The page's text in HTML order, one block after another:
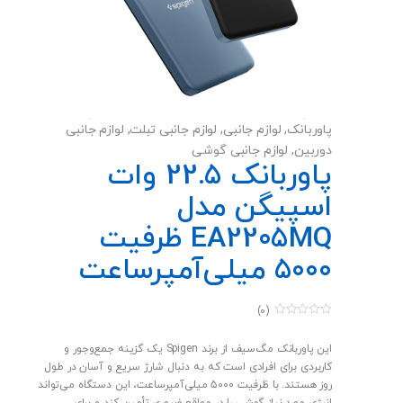
های مختلفی طراحی شده است و همچنین گزینه ای طراحی شده
تا بتوانید آنره قفل کنید تا اگر به صورت تصادفی انرا لمس کردید
به مشکلی نخورید.
پاوربانک, لوازم جانبی, لوازم جانبی تبلت, لوازم جانبی
دوربین, لوازم جانبی گوشی
پاوربانک 22.5 وات
اسپیگن مدل
EA2205MQ ظرفیت
5000 میلی‌آمپرساعت
u
o
5
(0)
این پاوربانک مگ‌سیف از برند Spigen یک گزینه جمع‌وجور و
کاربردی برای افرادی است که به دنبال شارژ سریع و آسان در طول
روز هستند. با ظرفیت ۵۰۰۰ میلی‌آمپرساعت، این دستگاه می‌تواند